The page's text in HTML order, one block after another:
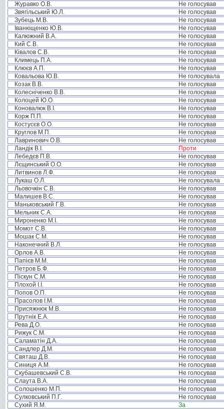
Журавко О.В.
Не голосував
Звягільський Ю.Л.
Не голосував
Зубець М.В.
Не голосував
Іванющенко Ю.В.
Не голосував
Калюжний В.А.
Не голосував
Кий С.В.
Не голосував
Ківалов С.В.
Не голосував
Климець П.А.
Не голосував
Клюєв А.П.
Не голосував
Ковальова Ю.В.
Не голосувала
Козак В.В.
Не голосував
Колесніченко В.В.
Не голосував
Колоцей Ю.О.
Не голосував
Коновалюк В.І.
Не голосував
Корж П.П.
Не голосував
Костусєв О.О.
Не голосував
Круглов М.П.
Не голосував
Лавринович О.В.
Не голосував
Ландік В.І.
Проти
Лебедєв П.В.
Не голосував
Лєщинський О.О.
Не голосував
Литвинов Л.Ф.
Не голосував
Лукаш О.Л.
Не голосувала
Льовочкін С.В.
Не голосував
Малишев В.С.
Не голосував
Маньковський Г.В.
Не голосував
Мельник С.А.
Не голосував
Мироненко М.І.
Не голосував
Момот С.В.
Не голосував
Мошак С.М.
Не голосував
Наконечний В.Л.
Не голосував
Орлов А.В.
Не голосував
Папієв М.М.
Не голосував
Петров Б.Ф.
Не голосував
Піскун С.М.
Не голосував
Плохой І.І.
Не голосував
Попов О.П.
Не голосував
Прасолов І.М.
Не голосував
Присяжнюк М.В.
Не голосував
Прутнік Е.А.
Не голосував
Рева Д.О.
Не голосував
Рижук С.М.
Не голосував
Саламатін Д.А.
Не голосував
Сандлер Д.М.
Не голосував
Святаш Д.В.
Не голосував
Синиця А.М.
Не голосував
Скубашевський С.В.
Не голосував
Слаута В.А.
Не голосував
Солошенко М.П.
Не голосував
Сулковський П.Г.
Не голосував
Сухий Я.М.
За